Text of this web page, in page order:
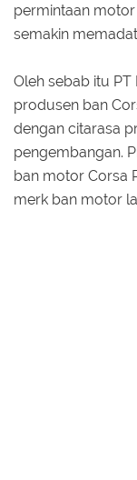
permintaan
semakin
Oleh sebab itu
produsen ban
dengan citarasa
pengembangan.
ban motor Corsa
merk ban motor